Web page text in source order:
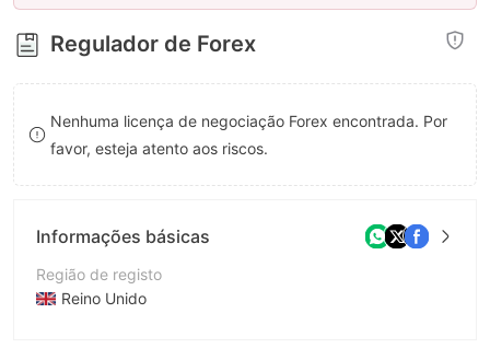
6
7
8
9
Regulador de Forex
Nenhuma licença de negociação Forex encontrada. Por
favor, esteja atento aos riscos.
Informações básicas
Região de registo
Reino Unido